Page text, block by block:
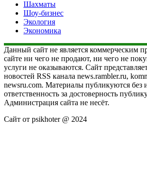
Шахматы
Шоу-бизнес
Экология
Экономика
Данный сайт не является коммерческим
сайте ни чего не продают, ни чего не
услуги не оказываются. Сайт
новостей RSS канала news.rambler.ru,
newsru.com. Материалы публикуются без
ответственность за достоверность
Администрация сайта не несёт.
Сайт от psikhoter @ 2024